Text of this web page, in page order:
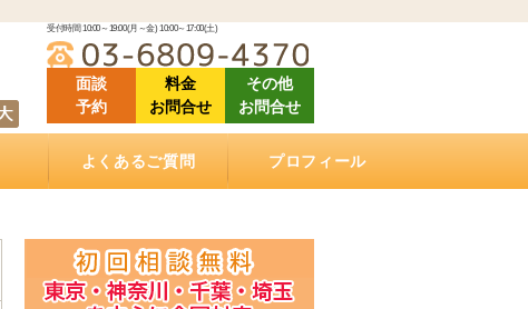
受付時間 10:00～19:00(月～金) 10:00～17:00(土)
面談
予約
料金
お問合せ
その他
お問合せ
よくあるご質問 プロフィール